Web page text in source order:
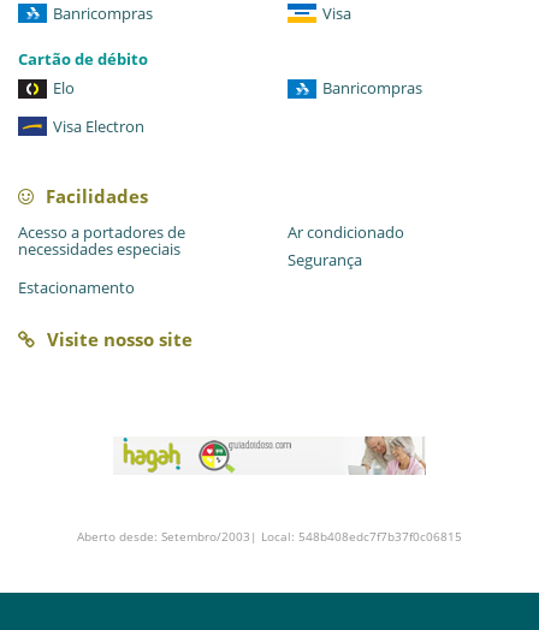
Banricompras
Visa
Cartão de débito
Elo
Banricompras
Visa Electron
Facilidades
Acesso a portadores de
necessidades especiais
Ar condicionado
Segurança
Estacionamento
Visite nosso site
Aberto desde: Setembro/2003| Local: 548b408edc7f7b37f0c06815